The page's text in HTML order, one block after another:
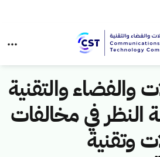
والفضاء والتقنية
النظر في مخالفات
وتقنية